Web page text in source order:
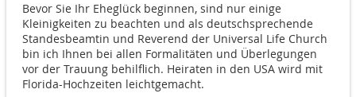
Bevor Sie Ihr Eheglück beginnen, sind nur einige
Kleinigkeiten zu beachten und als deutschsprechende
Standesbeamtin und Reverend der Universal Life Church
bin ich Ihnen bei allen Formalitäten und Überlegungen
vor der Trauung behilflich. Heiraten in den USA wird mit
Florida-Hochzeiten leichtgemacht.